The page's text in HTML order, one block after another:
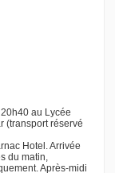
au Lycée
(transport réservé
Hotel. Arrivée
du matin,
Après-midi